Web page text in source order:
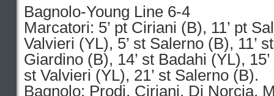
Bagnolo-Young Line 6-4
Marcatori: 5’ pt Ciriani (B), 11’ pt
Valvieri (YL), 5’ st Salerno (B), 11’
Giardino (B), 14’ st Badahi (YL),
st Valvieri (YL), 21’ st Salerno (B).
Bagnolo: Prodi, Ciriani, Di Norcia,